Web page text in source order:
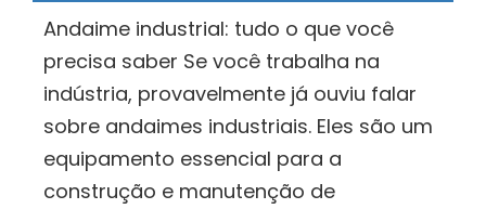
Andaime industrial: tudo o que você
precisa saber Se você trabalha na
indústria, provavelmente já ouviu falar
sobre andaimes industriais. Eles são um
equipamento essencial para a
construção e manutenção de